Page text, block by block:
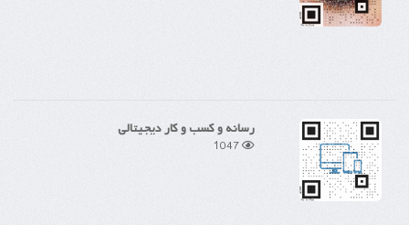
رسانه و کسب و کار دیجیتالی
1047